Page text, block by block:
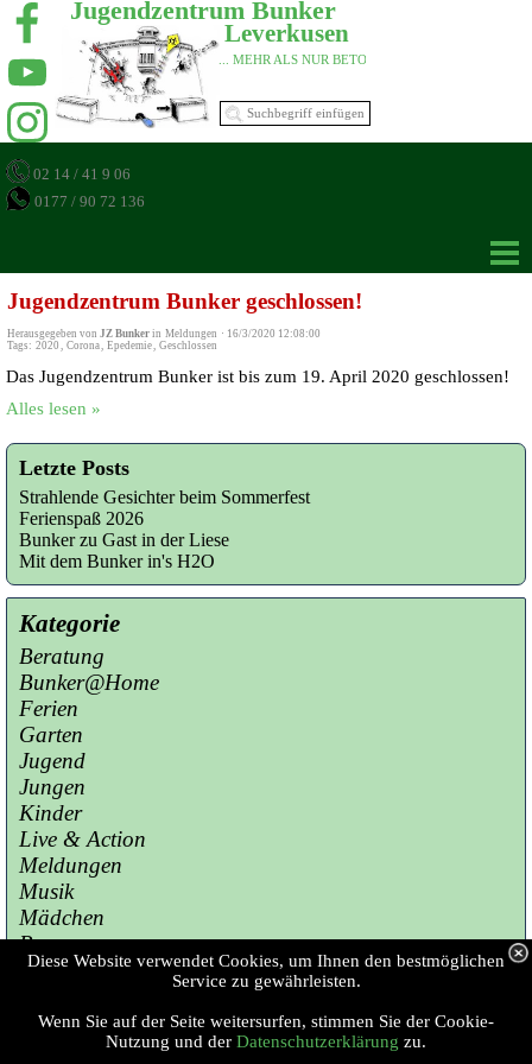
Jugendzentrum Bunker
... MEHR ALS NUR BETON
02 14 / 41 9 06
0177 / 90 72 136
Leverkusen
Jugendzentrum Bunker geschlossen!
Herausgegeben von JZ Bunker in Meldungen · 16/3/2020 12:08:00
Tags: 2020 , Corona, Epedemie, Geschlossen
Das Jugendzentrum Bunker ist bis zum 19. April 2020 geschlossen!
Alles lesen »
Letzte Posts
Strahlende Gesichter beim Sommerfest
Ferienspaß 2026
Bunker zu Gast in der Liese
Mit dem Bunker in's H2O
Kategorie
Beratung
Bunker@Home
Ferien
Garten
Jugend
Jungen
Kinder
Live & Action
Meldungen
Musik
Mädchen
Presse
Sport
Copyright © 2023 Jugendzentrum Bunker
Diese Website verwendet Cookies, um Ihnen den bestmöglichen
Service zu gewährleisten.
Wenn Sie auf der Seite weitersurfen, stimmen Sie der Cookie-
Nutzung und der Datenschutzerklärung zu.